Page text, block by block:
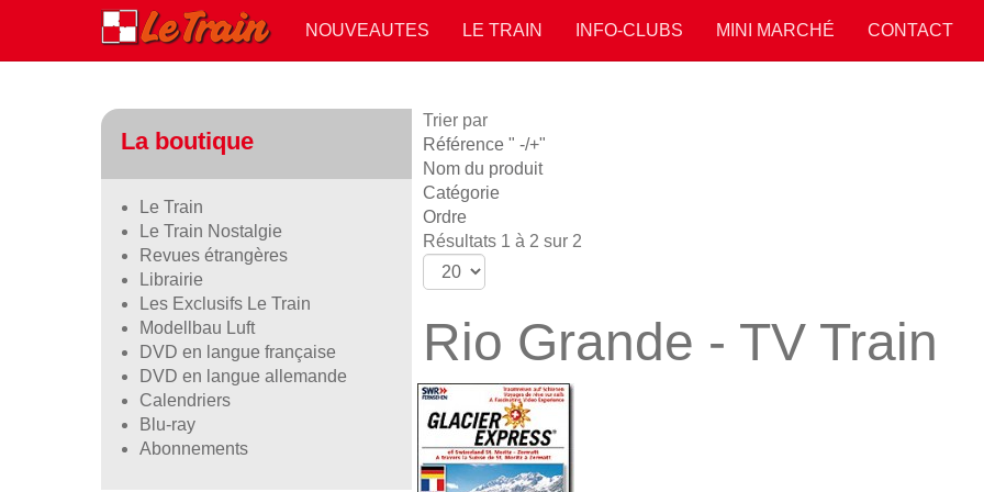
NOUVEAUTES LE TRAIN INFO-CLUBS MINI MARCHÉ CONTACT
Trier par
Référence " -/+"
Nom du produit
Catégorie
Ordre
Résultats 1 à 2 sur 2
Rio Grande - TV Train
La boutique
Le Train
Le Train Nostalgie
Revues étrangères
Librairie
Les Exclusifs Le Train
Modellbau Luft
DVD en langue française
DVD en langue allemande
Calendriers
Blu-ray
Abonnements